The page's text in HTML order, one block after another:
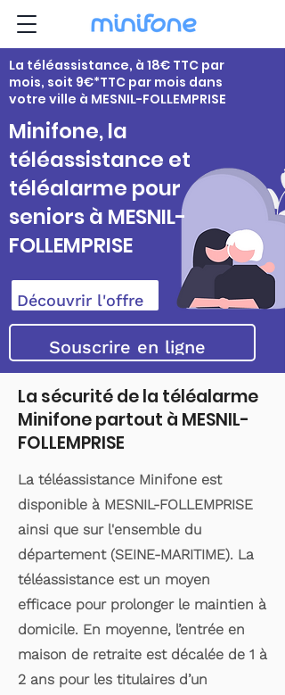
La téléassistance, à 18€ TTC par
mois, soit 9€*TTC par mois dans
votre ville à MESNIL-FOLLEMPRISE
Minifone, la
téléassistance et
téléalarme pour
seniors à MESNIL-
FOLLEMPRISE
Découvrir l'offre
Souscrire en ligne
La sécurité de la téléalarme
Minifone partout à MESNIL-
FOLLEMPRISE
La téléassistance Minifone est
disponible à MESNIL-FOLLEMPRISE
ainsi que sur l'ensemble du
département (SEINE-MARITIME). La
téléassistance est un moyen
efficace pour prolonger le maintien à
domicile. En moyenne, l’entrée en
maison de retraite est décalée de 1 à
2 ans pour les titulaires d’un